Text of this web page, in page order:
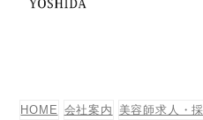
HOME 会社案内 美容師求人・